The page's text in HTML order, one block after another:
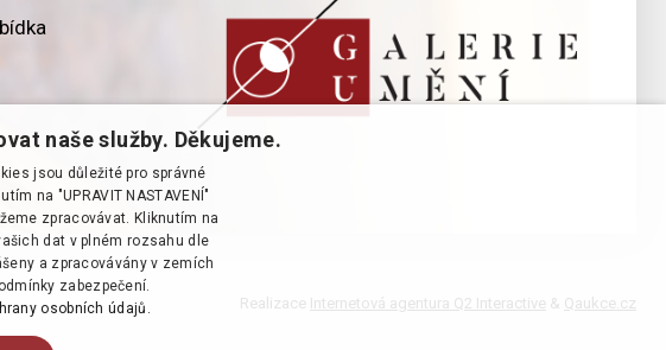
Realizace Internetová agentura Q2 Interactive & Qaukce.cz
naše služby. Děkujeme.
jsou důležité pro správné
na "UPRAVIT NASTAVENÍ"
zpracovávat. Kliknutím na
dat v plném rozsahu dle
a zpracovávány v zemích
zabezpečení.
osobních údajů.